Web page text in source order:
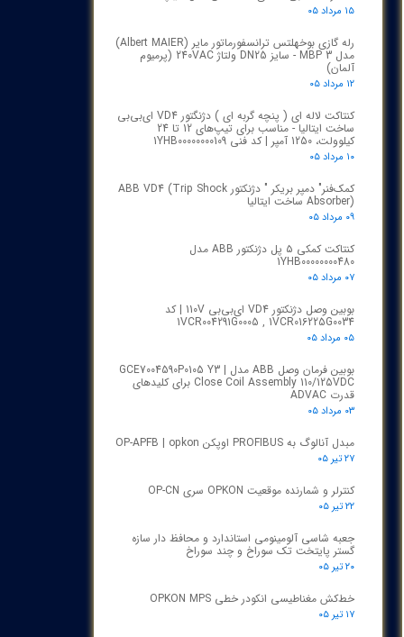
۱۵ مرداد ۰۵
رله گازی بوخهلتس ترانسفورماتور مایر (Albert MAIER)
مدل MBP 3 - سایز DN25 ولتاژ 240VAC (پرمیوم
آلمان)
۱۲ مرداد ۰۵
کنتاکت لاله ای ( پنچه گربه ای ) دژنگتور VD4 ای‌بی‌بی
ساخت ایتالیا - مناسب برای تیپ‌های 12 تا 24
کیلوولت، 1250 آمپر | کد فنی 1YHB00000000109
۱۰ مرداد ۰۵
کمک‌فنر" دمپر بریکر " دژنکتور ABB VD4 (Trip Shock
Absorber) ساخت ایتالیا
۰۹ مرداد ۰۵
کنتاکت کمکی ۵ پل دژنکتور ABB مدل
1YHB00000000480
۰۷ مرداد ۰۵
بوبین وصل دژنکتور VD4 ای‌بی‌بی 110V | کد
1VCR004291G0005 , 1VCR016225G0034
۰۵ مرداد ۰۵
بوبین فرمان وصل ABB مدل GCE7004590P0105 Y3 |
Close Coil Assembly 110/125VDC برای کلیدهای
قدرت ADVAC
۰۳ مرداد ۰۵
مبدل آنالوگ به PROFIBUS اوپکن OP-APFB | opkon
۲۷ تیر ۰۵
کنترلر و شمارنده موقعیت OPKON سری OP-CN
۲۲ تیر ۰۵
جعبه شاسی آلومینومی استاندارد و محافظ دار سازه
گستر پایتخت تک سوراخ و چند سوراخ
۲۰ تیر ۰۵
خط‌کش مغناطیسی انکودر خطی OPKON MPS
۱۷ تیر ۰۵